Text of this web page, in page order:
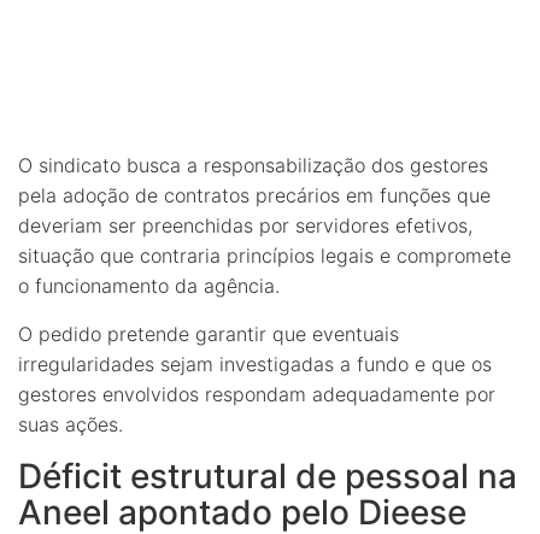
O sindicato busca a responsabilização dos gestores
pela adoção de contratos precários em funções que
deveriam ser preenchidas por servidores efetivos,
situação que contraria princípios legais e compromete
o funcionamento da agência.
O pedido pretende garantir que eventuais
irregularidades sejam investigadas a fundo e que os
gestores envolvidos respondam adequadamente por
suas ações.
Déficit estrutural de pessoal na
Aneel apontado pelo Dieese